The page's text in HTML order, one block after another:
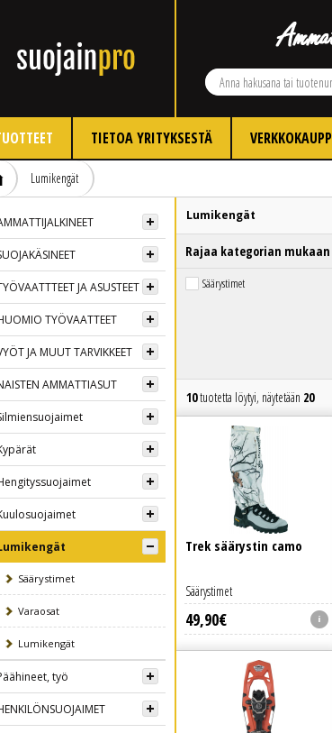
TIETOA YRITYKSESTÄ
Lumikengät
JA ASUSTEET
TYÖVAATTEET
JA MUUT TARVIKKEET
AMMATTIASUT
Säärystimet
Varaosat
Lumikengät
työ
Lumikengät
Rajaa kategorian mukaan
Säärystimet
10tuotetta löytyi, näytetään 20
Trek säärystin camo
49,90€
Säärystimet